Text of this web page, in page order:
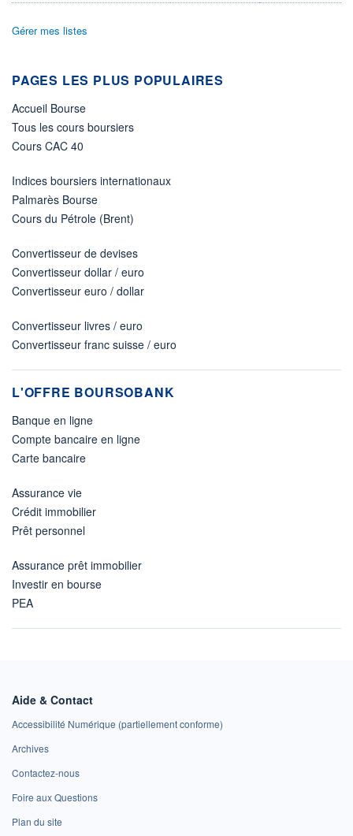
ÉLIGIBILITÉ
Non éligible
+ PORTEFEUILLE
Gérer mes listes
PAGES LES PLUS POPULAIRES
Accueil Bourse
Tous les cours boursiers
Cours CAC 40
Indices boursiers internationaux
Palmarès Bourse
Cours du Pétrole (Brent)
Convertisseur de devises
Convertisseur dollar / euro
Convertisseur euro / dollar
Convertisseur livres / euro
Convertisseur franc suisse / euro
L'OFFRE BOURSOBANK
Banque en ligne
Compte bancaire en ligne
Carte bancaire
Assurance vie
Crédit immobilier
Prêt personnel
Assurance prêt immobilier
Investir en bourse
PEA
Aide & Contact
Accessibilité Numérique (partiellement conforme)
Archives
Contactez-nous
Foire aux Questions
Plan du site